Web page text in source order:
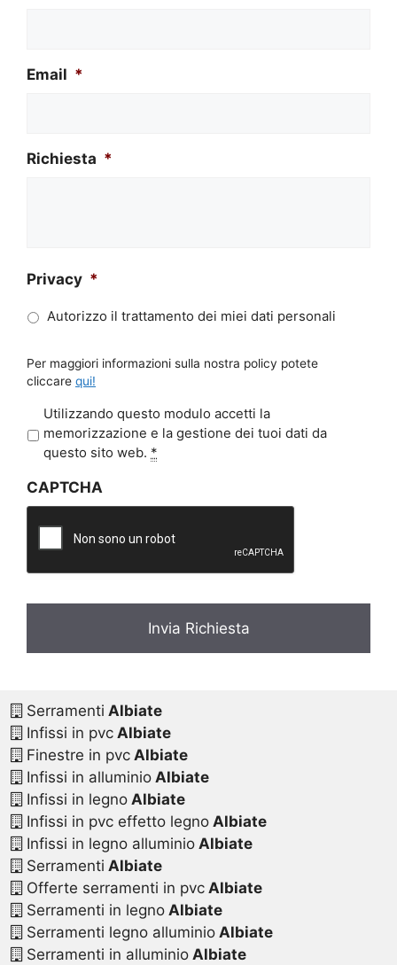
Email *
Richiesta *
Privacy *
Autorizzo il trattamento dei miei dati personali
Per maggiori informazioni sulla nostra policy potete
cliccare qui!
r
a
c
*
Utilizzando questo modulo accetti la
memorizzazione e la gestione dei tuoi dati da
questo sito web. *
CAPTCHA
Serramenti Albiate
Infissi in pvcAlbiate
Finestre in pvcAlbiate
Infissi in alluminioAlbiate
Infissi in legnoAlbiate
Infissi in pvc effetto legnoAlbiate
Infissi in legno alluminioAlbiate
Serramenti Albiate
Offerte serramenti in pvcAlbiate
Serramenti in legnoAlbiate
Serramenti legno alluminioAlbiate
Serramenti in alluminioAlbiate